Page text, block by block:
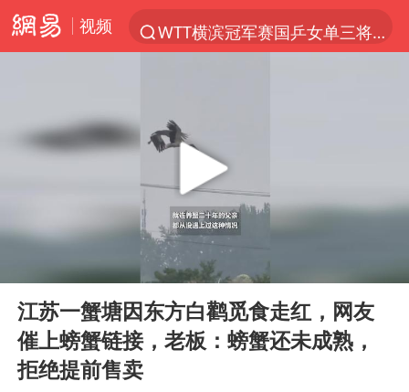
视频
茅台部分直营店飞天茅台提价
台当局重金为“台独”织“皇帝新衣”
Play
江苏一蟹塘因东方白鹳觅食走红，网友
催上螃蟹链接，老板：螃蟹还未成熟，
拒绝提前售卖